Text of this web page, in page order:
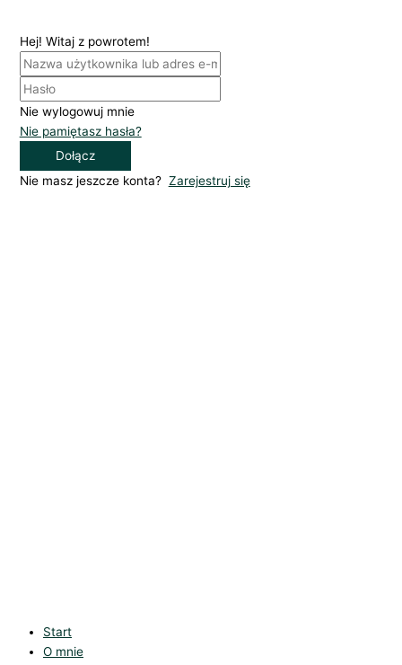
Hej! Witaj z powrotem!
Nie wylogowuj mnie
Nie pamiętasz hasła?
Dołącz
Nie masz jeszcze konta? Zarejestruj się
Start
O mnie